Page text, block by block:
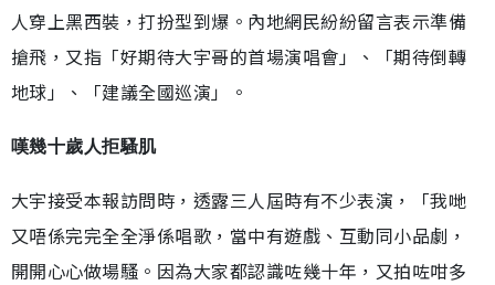
人穿上黑西裝，打扮型到爆。內地網民紛紛留言表示準備
搶飛，又指「好期待大宇哥的首場演唱會」、「期待倒轉
地球」、「建議全國巡演」。
嘆幾十歲人拒騷肌
大宇接受本報訪問時，透露三人屆時有不少表演，「我哋
又唔係完完全全淨係唱歌，當中有遊戲、互動同小品劇，
開開心心做場騷。因為大家都認識咗幾十年，又拍咗咁多